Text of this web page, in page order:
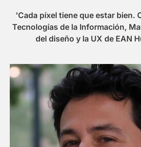
'Cada píxel tiene que estar bien.
Tecnologías de la Información,
del diseño y la UX de EAN